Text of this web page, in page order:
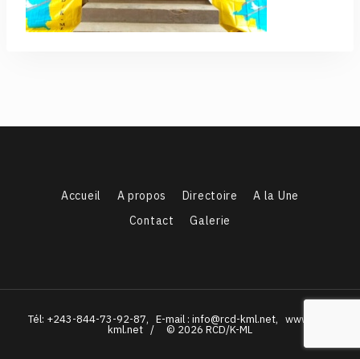
Accueil A propos Directoire
A la Une
Contact
Galerie
Tél: +243-844-73-92-87, E-mail : info@rcd-kml.net, www.rcd-
kml.net / © 2026 RCD/K-ML